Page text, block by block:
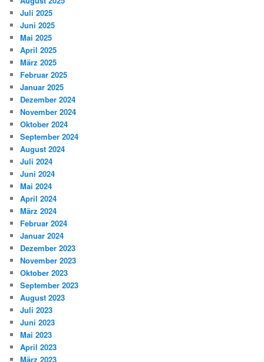
Juli 2025
Juni 2025
Mai 2025
April 2025
März 2025
Februar 2025
Januar 2025
Dezember 2024
November 2024
Oktober 2024
September 2024
August 2024
Juli 2024
Juni 2024
Mai 2024
April 2024
März 2024
Februar 2024
Januar 2024
Dezember 2023
November 2023
Oktober 2023
September 2023
August 2023
Juli 2023
Juni 2023
Mai 2023
April 2023
März 2023